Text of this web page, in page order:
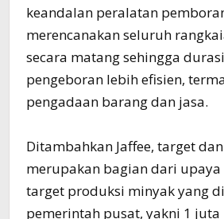
keandalan peralatan
merencanakan seluruh
secara matang sehingga
pengeboran lebih efisien,
pengadaan barang dan jasa.
Ditambahkan Jaffee, target
merupakan bagian dari
target produksi minyak yang
pemerintah pusat, yakni 1 juta